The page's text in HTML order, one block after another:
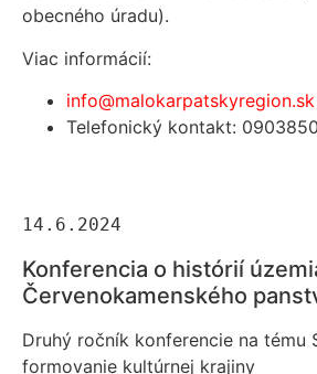
obecného úradu).
Viac informácií:
info@malokarpatskyregion.sk
Telefonický kontakt:
14.6.2024
Konferencia o histórií
Červenokamenského
Druhý ročník konferencie na tému
formovanie kultúrnej krajiny